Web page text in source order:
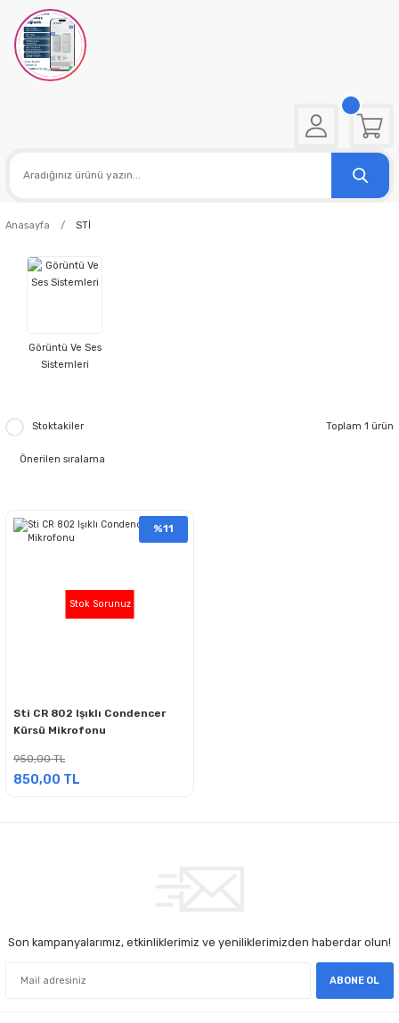
Anasayfa STİ
Görüntü Ve Ses
Sistemleri
Stoktakiler Toplam 1 ürün
Stok Sorunuz
%11
Sti CR 802 Işıklı Condencer
Kürsü Mikrofonu
950,00 TL
850,00 TL
Son kampanyalarımız, etkinliklerimiz ve yeniliklerimizden haberdar olun!
ABONE OL